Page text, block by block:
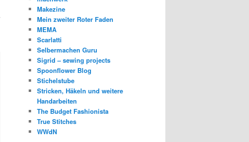
Makezine
Mein zweiter Roter Faden
MEMA
Scarlatti
Selbermachen Guru
Sigrid – sewing projects
Spoonflower Blog
Stichelstube
Stricken, Häkeln und weitere
Handarbeiten
The Budget Fashionista
True Stitches
WWdN